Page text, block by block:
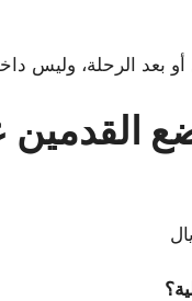
بعد الرحلة، وليس